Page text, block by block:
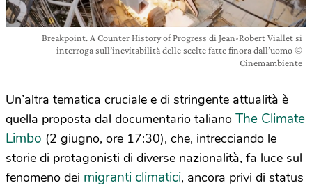
Breakpoint. A Counter History of Progress di Jean-Robert Viallet si
interroga sull’inevitabilità delle scelte fatte finora dall’uomo ©
Cinemambiente
Un’altra tematica cruciale e di stringente attualità è
quella proposta dal documentario taliano The Climate
Limbo (2 giugno, ore 17:30), che, intrecciando le
storie di protagonisti di diverse nazionalità, fa luce sul
fenomeno dei migranti climatici, ancora privi di status